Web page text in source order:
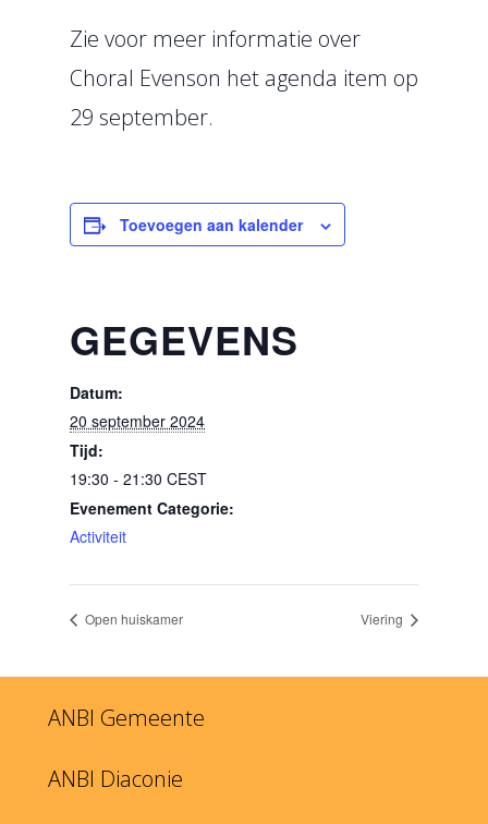
Zie voor meer informatie over
Choral Evenson het agenda item op
29 september.
Toevoegen aan kalender
GEGEVENS
Datum:
20 september 2024
Tijd:
19:30 - 21:30 CEST
Evenement Categorie:
Activiteit
Open huiskamer Viering
ANBI Gemeente
ANBI Diaconie